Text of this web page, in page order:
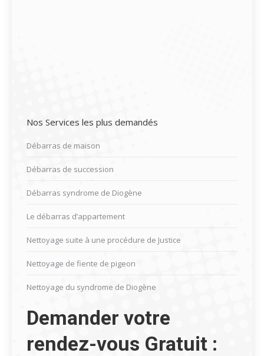
Nos Services les plus demandés
Débarras de maison
Débarras de succession
Débarras syndrome de Diogène
Le débarras d’appartement
Nettoyage suite à une procédure de Justice
Nettoyage de fiente de pigeon
Nettoyage du syndrome de Diogène
Demander votre
rendez-vous Gratuit :